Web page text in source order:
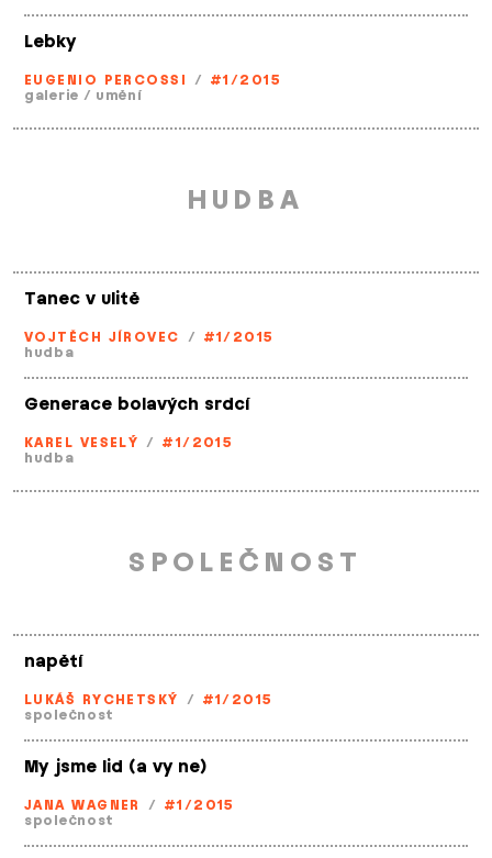
Lebky
EUGENIO PERCOSSI / #1/2015
galerie / umění
HUDBA
Tanec v ulitě
VOJTĚCH JÍROVEC / #1/2015
hudba
Generace bolavých srdcí
KAREL VESELÝ / #1/2015
hudba
SPOLEČNOST
napětí
LUKÁŠ RYCHETSKÝ / #1/2015
společnost
My jsme lid (a vy ne)
JANA WAGNER / #1/2015
společnost